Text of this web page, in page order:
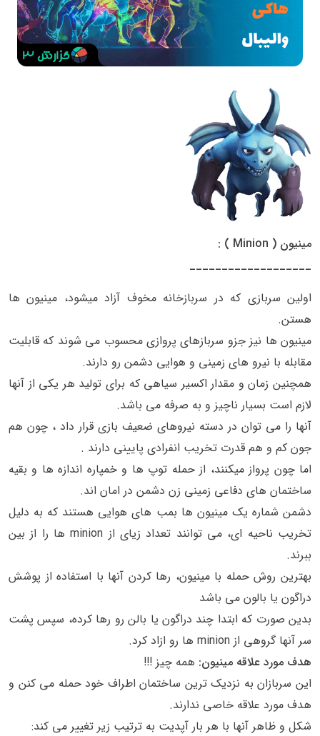
مینیون ( Minion ) :
___________________
اولین سربازی که در سربازخانه مخوف آزاد میشود، مینیون ها
هستن.
مینیون ها نیز جزو سربازهای پروازی محسوب می شوند که قابلیت
مقابله با نیرو های زمینی و هوایی دشمن رو دارند.
همچنین زمان و مقدار اکسیر سیاهی که برای تولید هر یکی از آنها
لازم است بسیار ناچیز و به صرفه می باشد.
آنها را می توان در دسته نیروهای ضعیف بازی قرار داد ، چون هم
جون کم و هم قدرت تخریب انفرادی پایینی دارند .
اما چون پرواز میکنند، از حمله توپ ها و خمپاره اندازه ها و بقیه
ساختمان های دفاعی زمینی زن دشمن در امان اند.
دشمن شماره یک مینیون ها بمب های هوایی هستند که به دلیل
تخریب ناحیه ای، می توانند تعداد زیای از minion ها را از بین
ببرند.
بهترین روش حمله با مینیون، رها کردن آنها با استفاده از پوشش
دراگون یا بالون می باشد
بدین صورت که ابتدا چند دراگون یا بالن رو رها کرده، سپس پشت
سر آنها گروهی از minion ها رو ازاد کرد.
هدف مورد علاقه مینیون: همه چیز !!!
این سربازان به نزدیک ترین ساختمان اطراف خود حمله می کنن و
هدف مورد علاقه خاصی ندارند.
شکل و ظاهر آنها با هر بار آپدیت به ترتیب زیر تغییر می کند: